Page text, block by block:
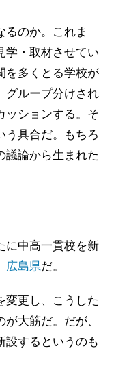
るのか。これま
学・取材させてい
を多くとる学校が
グループ分けされ
ッションする。そ
う具合だ。もちろ
議論から生まれた
に中高一貫校を新
広島県だ。
変更し、こうした
大筋だ。だが、
設するというのも